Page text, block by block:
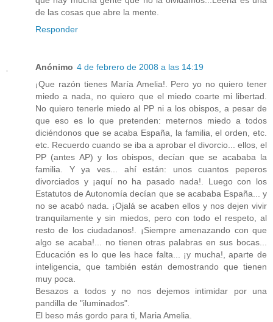
de las cosas que abre la mente.
Responder
Anónimo 4 de febrero de 2008 a las 14:19
¡Que razón tienes María Amelia!. Pero yo no quiero tener
miedo a nada, no quiero que el miedo coarte mi libertad.
No quiero tenerle miedo al PP ni a los obispos, a pesar de
que eso es lo que pretenden: meternos miedo a todos
diciéndonos que se acaba España, la familia, el orden, etc.
etc. Recuerdo cuando se iba a aprobar el divorcio... ellos, el
PP (antes AP) y los obispos, decían que se acababa la
familia. Y ya ves... ahí están: unos cuantos peperos
divorciados y ¡aquí no ha pasado nada!. Luego con los
Estatutos de Autonomía decían que se acababa España... y
no se acabó nada. ¡Ojalá se acaben ellos y nos dejen vivir
tranquilamente y sin miedos, pero con todo el respeto, al
resto de los ciudadanos!. ¡Siempre amenazando con que
algo se acaba!... no tienen otras palabras en sus bocas...
Educación es lo que les hace falta... ¡y mucha!, aparte de
inteligencia, que también están demostrando que tienen
muy poca.
Besazos a todos y no nos dejemos intimidar por una
pandilla de "iluminados".
El beso más gordo para ti, Maria Amelia.